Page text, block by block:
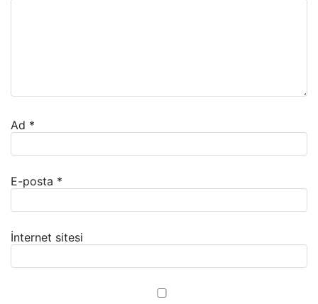
Ad *
E-posta *
İnternet sitesi